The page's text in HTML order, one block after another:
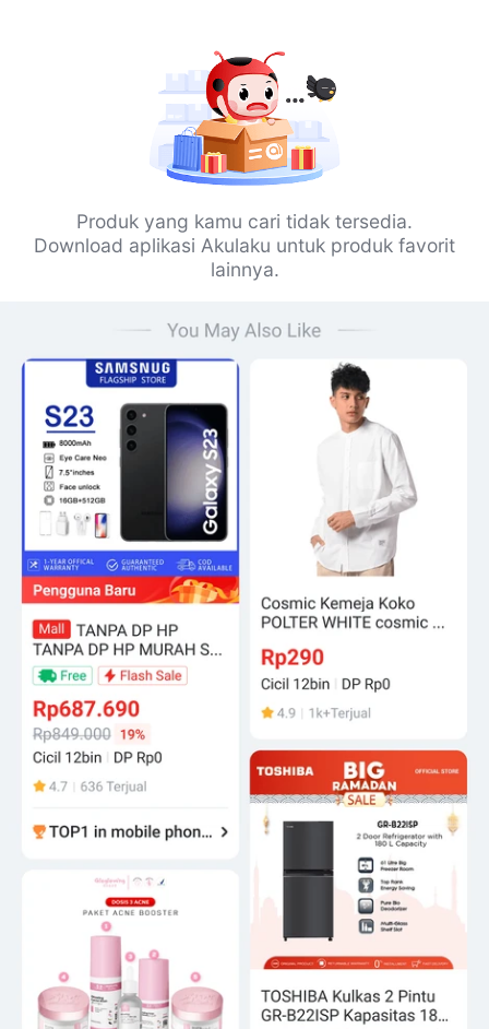
Produk yang kamu cari tidak tersedia.
Download aplikasi Akulaku untuk produk favorit
lainnya.